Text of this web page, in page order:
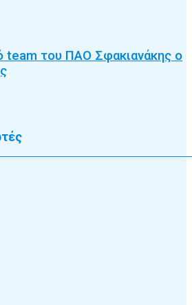
team του ΠΑΟ Σφακιανάκης ο